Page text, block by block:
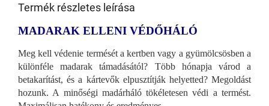
Termék részletes leírása
MADARAK ELLENI VÉDŐHÁLÓ
Meg kell védenie termését a kertben vagy a gyümölcsösben a
különféle madarak támadásától? Több hónapja várod a
betakarítást, és a kártevők elpusztítják helyetted? Megoldást
hozunk. A minőségi madárháló tökéletesen védi a termést.